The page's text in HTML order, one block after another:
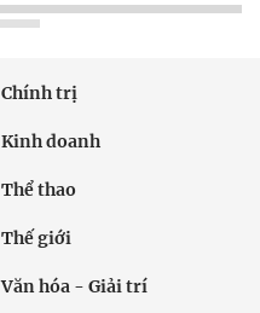
Chính trị
Kinh doanh
Thể thao
Thế giới
Văn hóa - Giải trí